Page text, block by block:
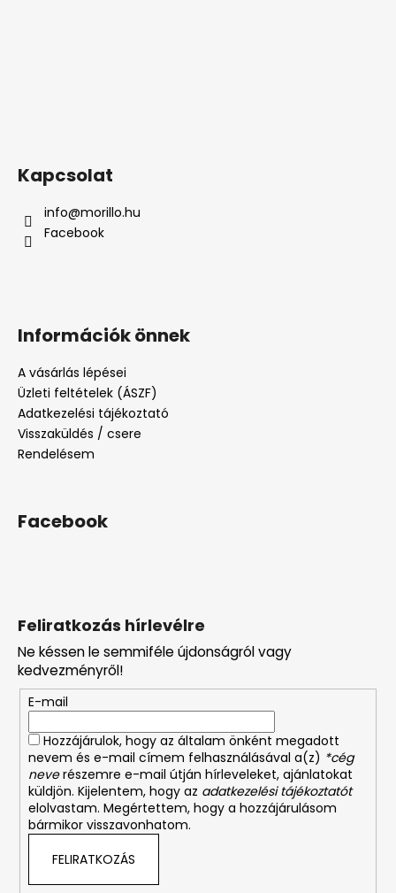
Feliratkozás hírlevélre
Ne késsen le semmiféle újdonságról vagy
kedvezményről!
E-mail
Hozzájárulok, hogy az általam önként megadott
nevem és e-mail címem felhasználásával a(z) *cég
neverészemre e-mail útján hírleveleket, ajánlatokat
küldjön. Kijelentem, hogy az adatkezelési tájékoztatót
elolvastam. Megértettem, hogy a hozzájárulásom
bármikor visszavonhatom.
FELIRATKOZÁS
Kapcsolat
info@morillo.hu
Facebook
Információk önnek
A vásárlás lépései
Üzleti feltételek (ÁSZF)
Adatkezelési tájékoztató
Visszaküldés / csere
Rendelésem
Facebook